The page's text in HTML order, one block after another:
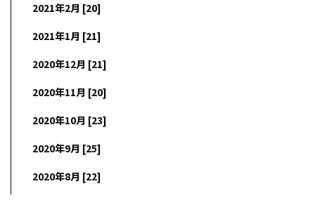
2021年2月 [20]
2021年1月 [21]
2020年12月 [21]
2020年11月 [20]
2020年10月 [23]
2020年9月 [25]
2020年8月 [22]